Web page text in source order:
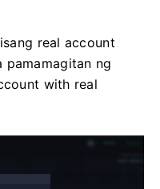
real account
ng
with real